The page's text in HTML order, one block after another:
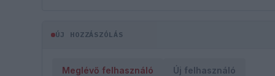
ÚJ HOZZÁSZÓLÁS
Meglévő felhasználó Új felhasználó